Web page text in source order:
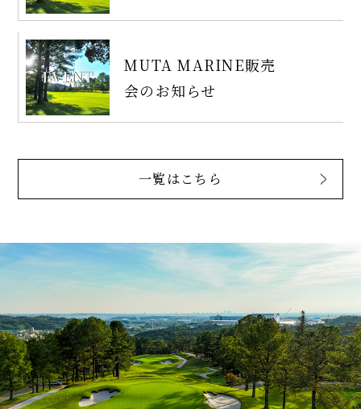
MUTA MARINE販売
会のお知らせ
一覧はこちら